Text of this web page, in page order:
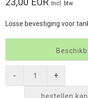
Incl. btw
Losse bevestiging voor
- +
bestellen